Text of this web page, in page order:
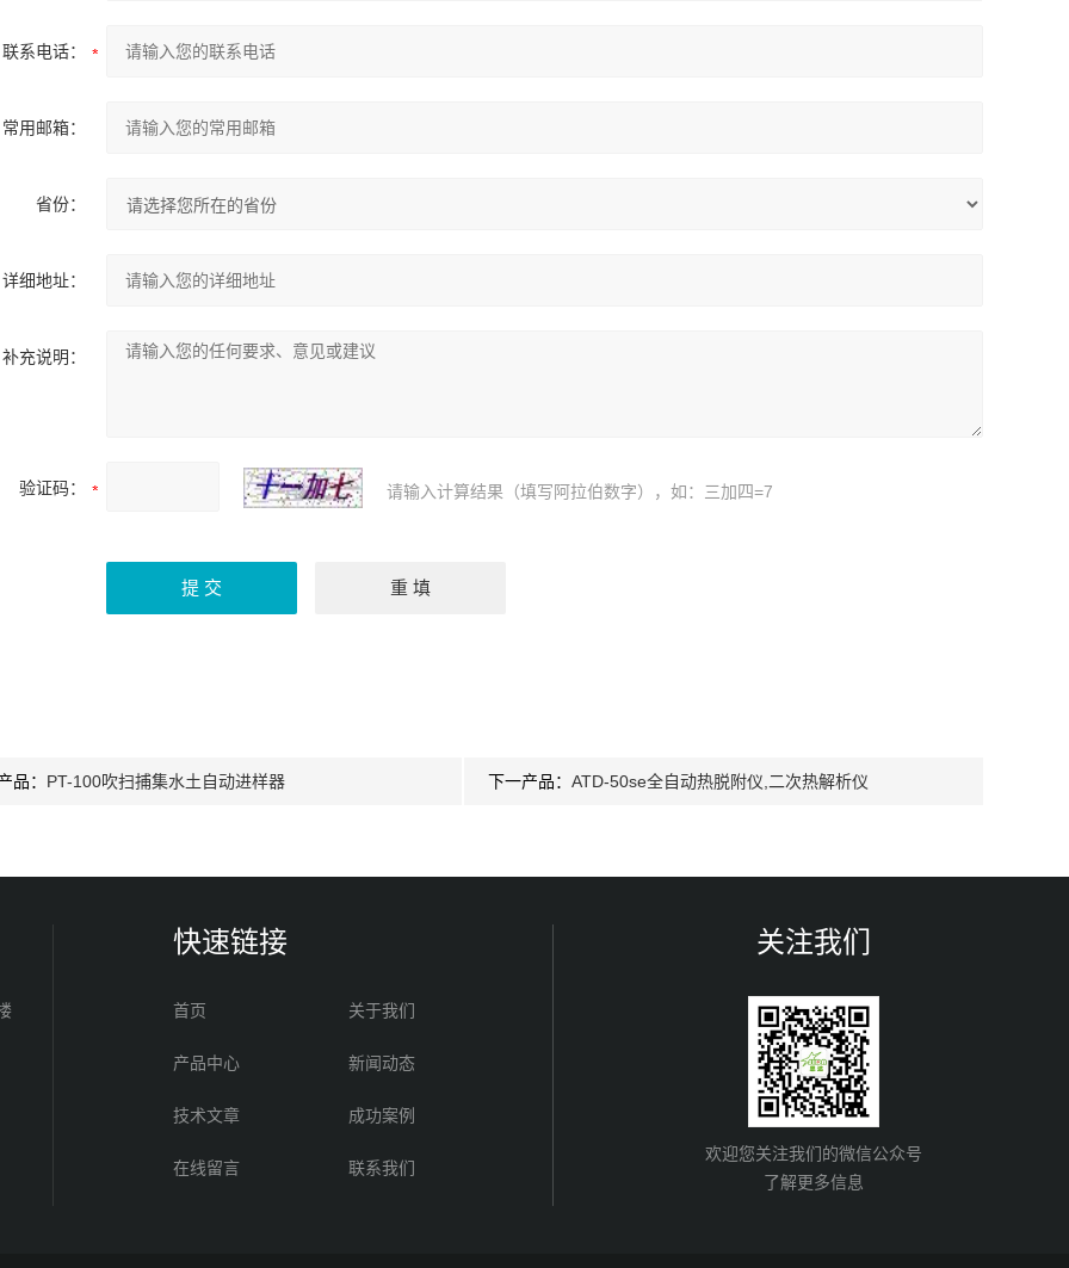
联系电话：
常用邮箱：
省份：
详细地址：
补充说明：
验证码： 请输入计算结果（填写阿拉伯数字），如：三加四=7
品： PT-100吹扫捕集水土自动进样器 下一产品： ATD-50se全自动热脱附仪,二次热解析仪
快速链接
首页 关于我们
产品中心 新闻动态
技术文章 成功案例
在线留言 联系我们
关注我们
欢迎您关注我们的微信公众号
了解更多信息